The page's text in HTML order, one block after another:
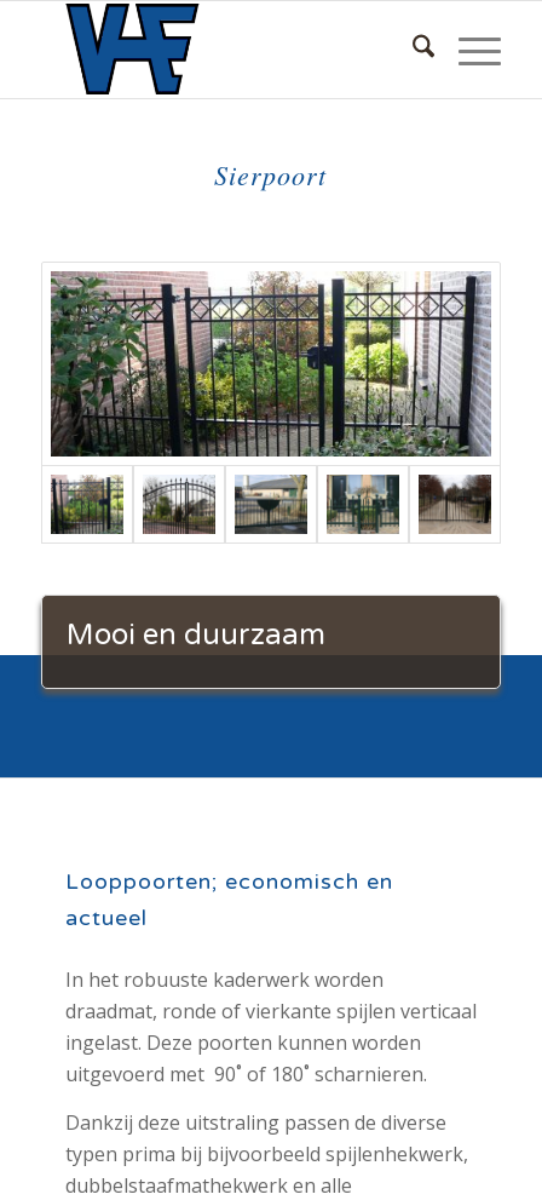
Sierpoort
Mooi en duurzaam
Looppoorten; economisch en
actueel
In het robuuste kaderwerk worden
draadmat, ronde of vierkante spijlen verticaal
ingelast. Deze poorten kunnen worden
uitgevoerd met 90˚ of 180˚ scharnieren.
Dankzij deze uitstraling passen de diverse
typen prima bij bijvoorbeeld spijlenhekwerk,
dubbelstaafmathekwerk en alle